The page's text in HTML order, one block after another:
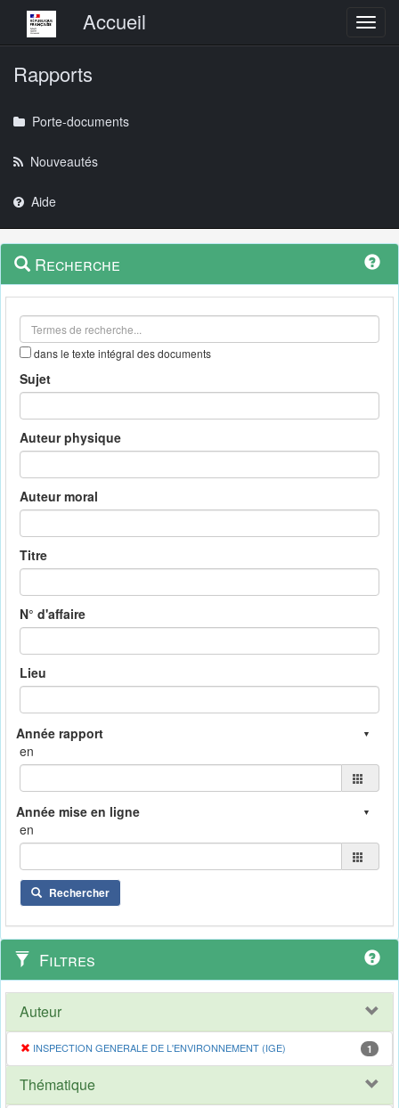
Menu principalAccueil
Rapports
Porte-documents
Nouveautés
Aide
Navigation
outils
Menu
contextuel
Recherche
dans le texte intégral des documents
Sujet
Auteur physique
Auteur moral
Titre
N° d'affaire
Lieu
en
en
Rechercher
Filtres
Auteur
INSPECTION GENERALE DE L'ENVIRONNEMENT (IGE) 1
Thématique